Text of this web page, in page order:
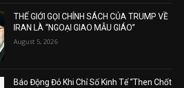
THẾ GIỚI GỌI CHÍNH SÁCH CỦA TRUMP VỀ
IRAN LÀ “NGOẠI GIAO MẪU GIÁO”
August 5, 2026
Báo Động Đỏ Khi Chỉ Số Kinh Tế “Then Chốt